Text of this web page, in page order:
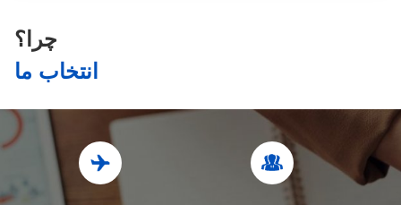
چرا؟
انتخاب ما